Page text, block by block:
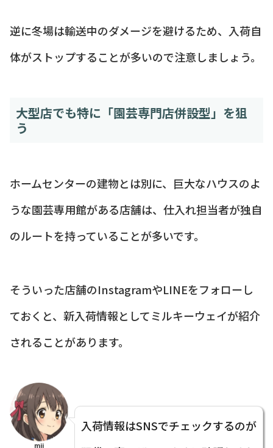
逆に冬場は輸送中のダメージを避けるため、入荷自
体がストップすることが多いので注意しましょう。
大型店でも特に「園芸専門店併設型」を狙
う
ホームセンターの建物とは別に、巨大なハウスのよ
うな園芸専用館がある店舗は、仕入れ担当者が独自
のルートを持っていることが多いです。
そういった店舗のInstagramやLINEをフォローし
ておくと、新入荷情報としてミルキーウェイが紹介
されることがあります。
mii
入荷情報はSNSでチェックするのが